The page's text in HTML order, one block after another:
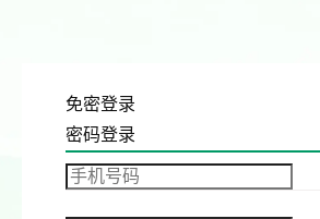
免密登录
密码登录